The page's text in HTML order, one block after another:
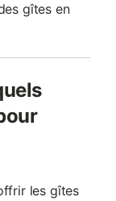
gîtes en
les gîtes